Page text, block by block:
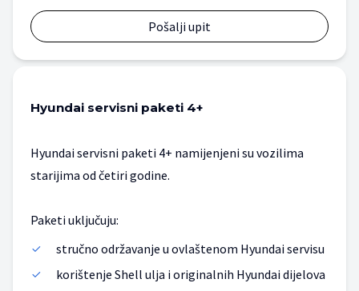
Pošalji upit
Hyundai servisni paketi 4+
Hyundai servisni paketi 4+ namijenjeni su vozilima
starijima od četiri godine.
Paketi uključuju:
stručno održavanje u ovlaštenom Hyundai servisu
korištenje Shell ulja i originalnih Hyundai dijelova